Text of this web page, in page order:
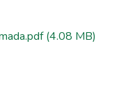
(4.08 MB)